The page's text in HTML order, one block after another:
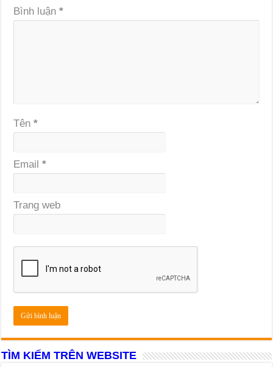
Bình luận*
Tên*
Email*
Trang web
TÌM KIẾM TRÊN WEBSITE